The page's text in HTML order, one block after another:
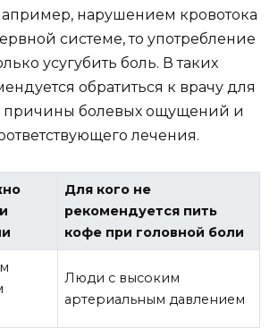
нарушением кровотока
системе, то употребление
усугубить боль. В таких
обратиться к врачу для
причины болевых ощущений и
лечения.
Для кого не
рекомендуется пить
кофе при головной боли
Люди с высоким
артериальным давлением